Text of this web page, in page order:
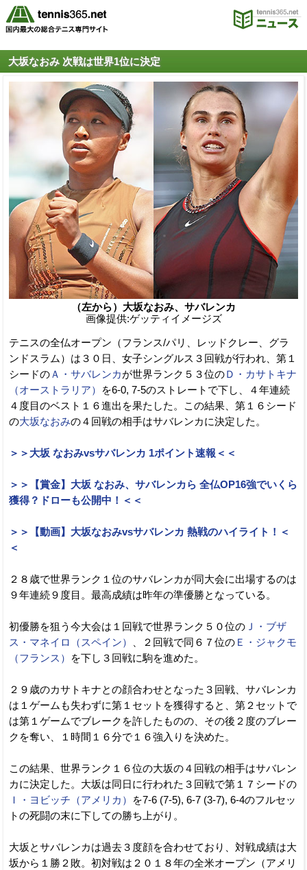
大坂なおみ 次戦は世界1位に決定
（左から）大坂なおみ、サバレンカ
画像提供:ゲッティイメージズ
テニスの全仏オープン（フランス/パリ、レッドクレー、グラ
ンドスラム）は３０日、女子シングルス３回戦が行われ、第１
シードのＡ・サバレンカが世界ランク５３位のＤ・カサトキナ
（オーストラリア）
を6-0, 7-5のストレートで下し、４年連続
４度目のベスト１６進出を果たした。この結果、第１６シード
の大坂なおみの４回戦の相手はサバレンカに決定した。
＞＞大坂 なおみvsサバレンカ 1ポイント速報＜＜
＞＞【賞金】大坂 なおみ、サバレンカら 全仏OP16強でいくら
獲得？ドローも公開中！＜＜
＞＞【動画】大坂なおみvsサバレンカ 熱戦のハイライト！＜
＜
２８歳で世界ランク１位のサバレンカが同大会に出場するのは
９年連続９度目。最高成績は昨年の準優勝となっている。
初優勝を狙う今大会は１回戦で世界ランク５０位の Ｊ・ブザ
ス・マネイロ（スペイン）
、２回戦で同６７位の Ｅ・ジャクモ
（フランス）
を下し３回戦に駒を進めた。
２９歳のカサトキナとの顔合わせとなった３回戦、サバレンカ
は１ゲームも失わずに第１セットを獲得すると、第２セットで
は第１ゲームでブレークを許したものの、その後２度のブレー
クを奪い、１時間１６分で１６強入りを決めた。
この結果、世界ランク１６位の大坂の４回戦の相手はサバレン
カに決定した。大坂は同日に行われた３回戦で第１７シードの
Ｉ・ヨビッチ（アメリカ）
を7-6 (7-5), 6-7 (3-7), 6-4のフルセッ
トの死闘の末に下しての勝ち上がり。
大坂とサバレンカは過去３度顔を合わせており、対戦成績は大
坂から１勝２敗。初対戦は２０１８年の全米オープン（アメリ